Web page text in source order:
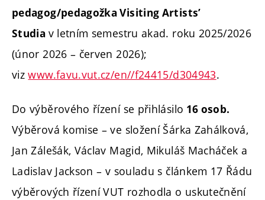
pedagog/pedagožka Visiting Artists’
Studia v letním semestru akad. roku 2025/2026
(únor 2026 – červen 2026);
vizwww.favu.vut.cz/en//f24415/d304943.
Do výběrového řízení se přihlásilo 16 osob.
Výběrová komise – ve složení Šárka Zahálková,
Jan Zálešák, Václav Magid, Mikuláš Macháček a
Ladislav Jackson – v souladu s článkem 17 Řádu
výběrových řízení VUT rozhodla o uskutečnění